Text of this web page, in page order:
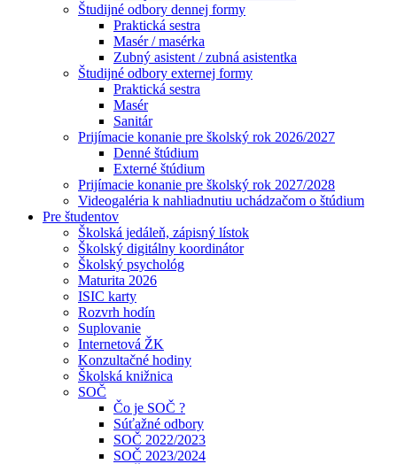
Študijné odbory dennej formy
Praktická sestra
Masér / masérka
Zubný asistent / zubná asistentka
Študijné odbory externej formy
Praktická sestra
Masér
Sanitár
Prijímacie konanie pre školský rok 2026/2027
Denné štúdium
Externé štúdium
Prijímacie konanie pre školský rok 2027/2028
Videogaléria k nahliadnutiu uchádzačom o štúdium
Pre študentov
Školská jedáleň, zápisný lístok
Školský digitálny koordinátor
Školský psychológ
Maturita 2026
ISIC karty
Rozvrh hodín
Suplovanie
Internetová ŽK
Konzultačné hodiny
Školská knižnica
SOČ
Čo je SOČ ?
Súťažné odbory
SOČ 2022/2023
SOČ 2023/2024